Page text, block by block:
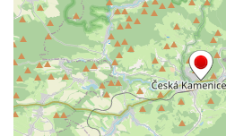
Drascheho kříž na zahradě domu
Mikulášovicích
Hillův kříž u domu čp. 436 v
Hampelův kříž západně od
v Mikulášovicích